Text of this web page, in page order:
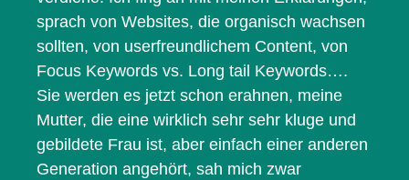
sprach von Websites, die organisch wachsen
sollten, von userfreundlichem Content, von
Focus Keywords vs. Long tail Keywords….
Sie werden es jetzt schon erahnen, meine
Mutter, die eine wirklich sehr sehr kluge und
gebildete Frau ist, aber einfach einer anderen
Generation angehört, sah mich zwar